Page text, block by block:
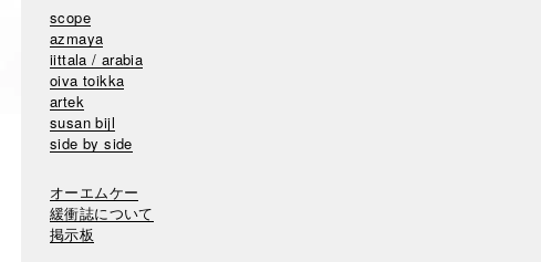
scope
azmaya
iittala / arabia
oiva toikka
artek
susan bijl
side by side
オーエムケー
緩衝誌について
掲示板